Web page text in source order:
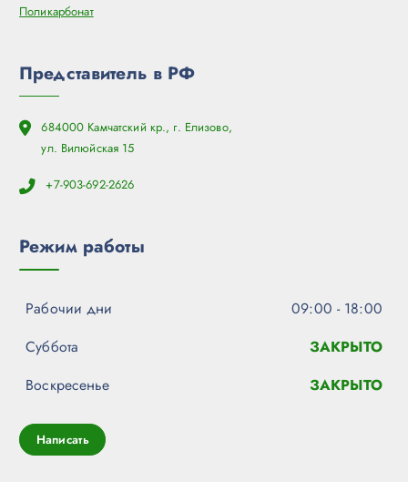
Поликарбонат
Представитель в РФ
684000 Камчатский кр., г. Елизово,
ул. Вилюйская 15
+7-903-692-2626
Режим работы
Рабочии дни
09:00 - 18:00
Суббота
ЗАКРЫТО
Воскресенье
ЗАКРЫТО
Написать